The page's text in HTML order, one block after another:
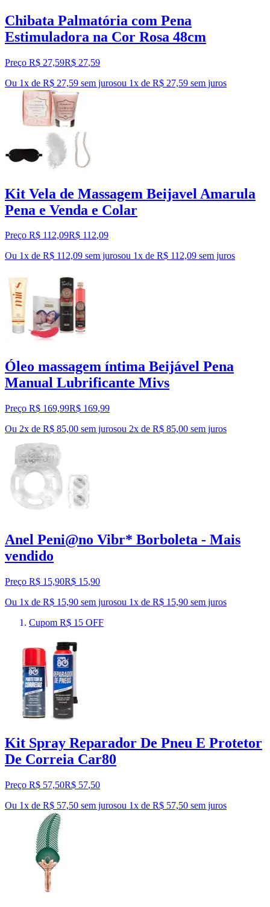
Chibata Palmatória com Pena
Estimuladora na Cor Rosa 48cm
Preço R$ 27,59R$ 27,59
Ou 1x de R$ 27,59 sem jurosou 1x de R$ 27,59 sem juros
Kit Vela de Massagem Beijavel Amarula
Pena e Venda e Colar
Preço R$ 112,09R$ 112,09
Ou 1x de R$ 112,09 sem jurosou 1x de R$ 112,09 sem juros
Óleo massagem íntima Beijável Pena
Manual Lubrificante Mivs
Preço R$ 169,99R$ 169,99
Ou 2x de R$ 85,00 sem jurosou 2x de R$ 85,00 sem juros
Anel Peni@no Vibr* Borboleta - Mais
vendido
Preço R$ 15,90R$ 15,90
Ou 1x de R$ 15,90 sem jurosou 1x de R$ 15,90 sem juros
Cupom R$ 15 OFF
Kit Spray Reparador De Pneu E Protetor
De Correia Car80
Preço R$ 57,50R$ 57,50
Ou 1x de R$ 57,50 sem jurosou 1x de R$ 57,50 sem juros